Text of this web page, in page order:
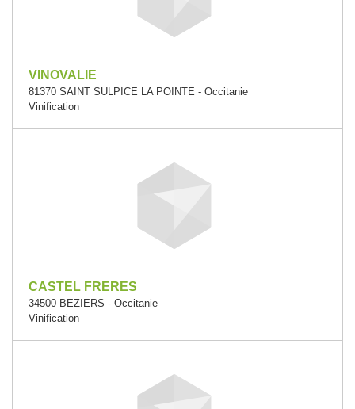
VINOVALIE
81370 SAINT SULPICE LA POINTE - Occitanie
Vinification
CASTEL FRERES
34500 BEZIERS - Occitanie
Vinification